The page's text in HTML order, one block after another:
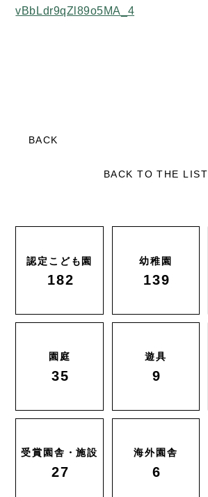
vBbLdr9qZl89o5MA_4
BACK
BACK TO THE LIST
認定こども園
182
幼稚園
139
園庭
35
遊具
9
受賞園舎・施設
27
海外園舎
6